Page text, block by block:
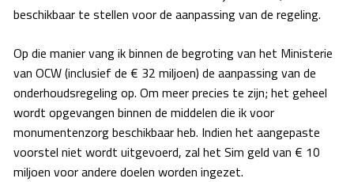
beschikbaar te stellen voor de aanpassing van de regeling.
Op die manier vang ik binnen de begroting van het Ministerie
van OCW (inclusief de € 32 miljoen) de aanpassing van de
onderhoudsregeling op. Om meer precies te zijn; het geheel
wordt opgevangen binnen de middelen die ik voor
monumentenzorg beschikbaar heb. Indien het aangepaste
voorstel niet wordt uitgevoerd, zal het Sim geld van € 10
miljoen voor andere doelen worden ingezet.